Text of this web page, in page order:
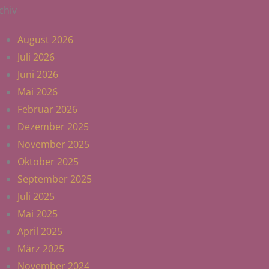
August 2026
Juli 2026
Juni 2026
Mai 2026
Februar 2026
Dezember 2025
November 2025
Oktober 2025
September 2025
Juli 2025
Mai 2025
April 2025
März 2025
November 2024